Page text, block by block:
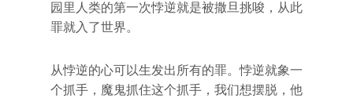
园里人类的第一次悖逆就是被撒旦挑唆，从此
罪就入了世界。
从悖逆的心可以生发出所有的罪。悖逆就象一
个抓手，魔鬼抓住这个抓手，我们想摆脱，他